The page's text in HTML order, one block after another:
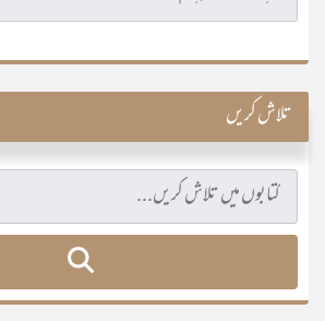
تلاش کریں